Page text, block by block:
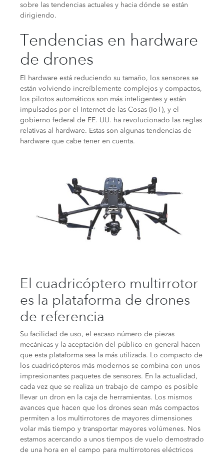
sobre las tendencias actuales y hacia dónde se están
dirigiendo.
Tendencias en hardware
de drones
El hardware está reduciendo su tamaño, los sensores se
están volviendo increíblemente complejos y compactos,
los pilotos automáticos son más inteligentes y están
impulsados por el Internet de las Cosas (IoT), y el
gobierno federal de EE. UU. ha revolucionado las reglas
relativas al hardware. Estas son algunas tendencias de
hardware que cabe tener en cuenta.
El cuadricóptero multirrotor
es la plataforma de drones
de referencia
Su facilidad de uso, el escaso número de piezas
mecánicas y la aceptación del público en general hacen
que esta plataforma sea la más utilizada. Lo compacto de
los cuadricópteros más modernos se combina con unos
impresionantes paquetes de sensores. En la actualidad,
cada vez que se realiza un trabajo de campo es posible
llevar un dron en la caja de herramientas. Los mismos
avances que hacen que los drones sean más compactos
permiten a los multirrotores de mayores dimensiones
volar más tiempo y transportar mayores volúmenes. Nos
estamos acercando a unos tiempos de vuelo demostrado
de una hora en el campo para multirrotores eléctricos